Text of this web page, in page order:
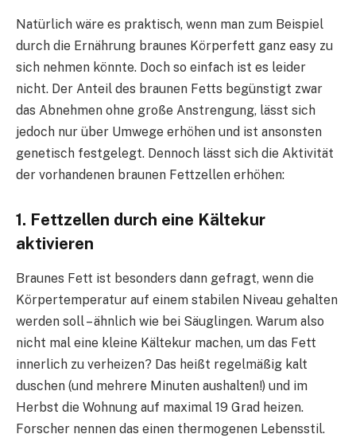
Natürlich wäre es praktisch, wenn man zum Beispiel
durch die Ernährung braunes Körperfett ganz easy zu
sich nehmen könnte. Doch so einfach ist es leider
nicht. Der Anteil des braunen Fetts begünstigt zwar
das Abnehmen ohne große Anstrengung, lässt sich
jedoch nur über Umwege erhöhen und ist ansonsten
genetisch festgelegt. Dennoch lässt sich die Aktivität
der vorhandenen braunen Fettzellen erhöhen:
1. Fettzellen durch eine Kältekur
aktivieren
Braunes Fett ist besonders dann gefragt, wenn die
Körpertemperatur auf einem stabilen Niveau gehalten
werden soll – ähnlich wie bei Säuglingen. Warum also
nicht mal eine kleine Kältekur machen, um das Fett
innerlich zu verheizen? Das heißt regelmäßig kalt
duschen (und mehrere Minuten aushalten!) und im
Herbst die Wohnung auf maximal 19 Grad heizen.
Forscher nennen das einen thermogenen Lebensstil.